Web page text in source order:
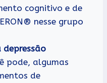
cognitivo e de
nesse grupo
depressão
pode, algumas
de